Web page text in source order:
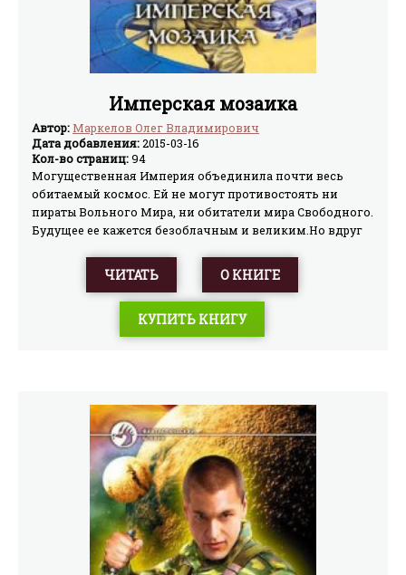
Имперская мозаика
Автор:Маркелов Олег Владимирович
Дата добавления:2015-03-16
Кол-во страниц:94
Могущественная Империя объединила почти весь
обитаемый космос. Ей не могут противостоять ни
пираты Вольного Мира, ни обитатели мира Свободного.
Будущее ее кажется безоблачным и великим.Но вдруг
десант Свободного Легиона. На грани уничтожения
мощный 3-й Имперский Флот, обнаруживший прямо у
границ Империи развитую агрессивную цивилизацию.
На необозримых просторах разворачиваются
грандиозные стратегические битвы и индивидуальные
ЧИТАТЬ О КНИГЕ
КУПИТЬ КНИГУ